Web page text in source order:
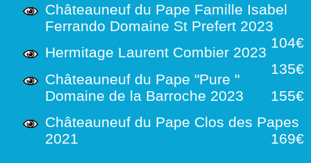
Châteauneuf du Pape Famille Isabel
Ferrando Domaine St Prefert 2023
104€
Hermitage Laurent Combier 2023
135€
Châteauneuf du Pape "Pure "
Domaine de la Barroche 2023
155€
Châteauneuf du Pape Clos des Papes
2021
169€